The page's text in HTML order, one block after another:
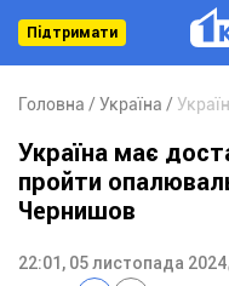
Підтримати
Головна Україна
Україна має
пройти
Чернишов
22:01, 05 листопада 2024